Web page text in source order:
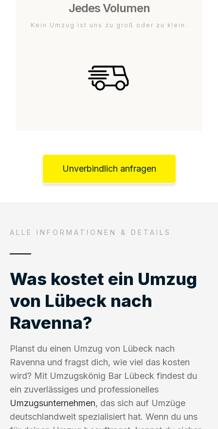
Jedes Volumen
Kein Umzug ist uns zu groß oder zu klein.
Unverbindlich anfragen
ALLE INFORMATIONEN & DETAILS
Was kostet ein Umzug
von Lübeck nach
Ravenna?
Planst du einen Umzug von Lübeck nach
Ravenna und fragst dich, wie viel das kosten
wird? Mit Umzugskönig Bar Lübeck findest du
ein zuverlässiges und professionelles
Umzugsunternehmen, das sich auf Umzüge
deutschlandweit spezialisiert hat. Wenn du uns